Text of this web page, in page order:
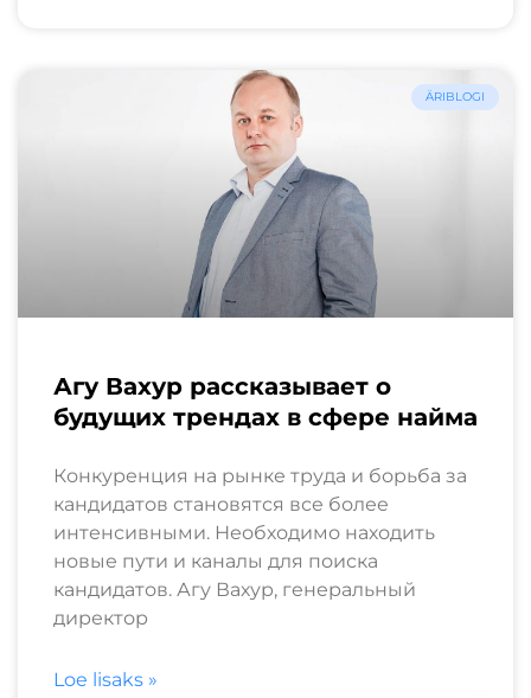
ÄRIBLOGI
Агу Вахур рассказывает о
будущих трендах в сфере найма
Конкуренция на рынке труда и борьба за
кандидатов становятся все более
интенсивными. Необходимо находить
новые пути и каналы для поиска
кандидатов. Агу Вахур, генеральный
директор
Loe lisaks »